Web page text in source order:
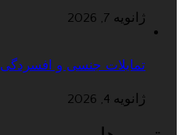
ژانویه 7, 2026
تمایلات جنسی و افسردگی
ژانویه 4, 2026